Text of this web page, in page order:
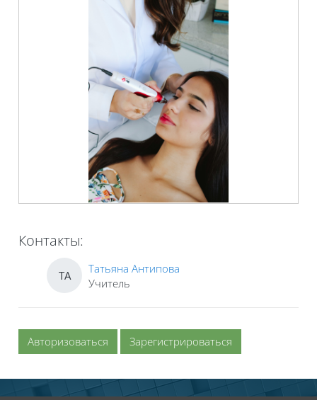
Контакты:
ТА
Татьяна Антипова
Учитель
Авторизоваться Зарегистрироваться